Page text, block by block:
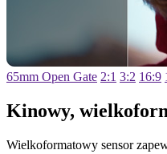
65mm Open Gate 2:1 3:2 16:9
Kinowy,
Wielkoformatowy sensor